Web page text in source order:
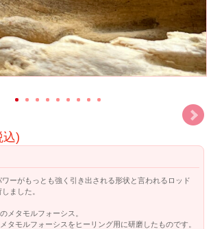
込)
ワーがもっとも強く引き出される形状と言われるロッド
ました。
メタモルフォーシス。
タモルフォーシスをヒーリング用に研磨したものです。